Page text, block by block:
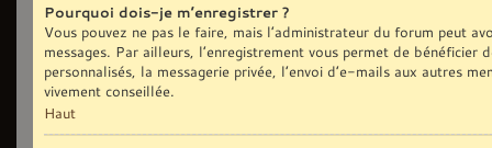
Pourquoi dois-je m’enregistrer ?
Vous pouvez ne pas le faire, mais l’administrateur du forum peut
messages. Par ailleurs, l’enregistrement vous permet de
personnalisés, la messagerie privée, l’envoi d’e-mails aux autres
vivement conseillée.
Haut